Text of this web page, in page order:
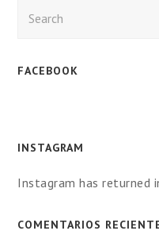
FACEBOOK
INSTAGRAM
Instagram has returned
COMENTARIOS